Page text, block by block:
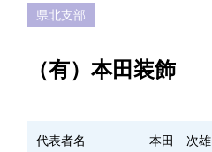
県北支部
（有）本田装飾
代表者名 本田 次雄